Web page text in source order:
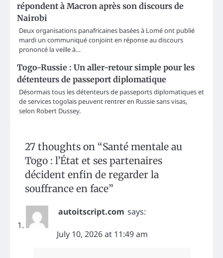
répondent à Macron après son discours de
Nairobi
Deux organisations panafricaines basées à Lomé ont publié
mardi un communiqué conjoint en réponse au discours
prononcé la veille à…
Togo-Russie : Un aller-retour simple pour les
détenteurs de passeport diplomatique
Désormais tous les détenteurs de passeports diplomatiques et
de services togolais peuvent rentrer en Russie sans visas,
selon Robert Dussey.
27 thoughts on “Santé mentale au
Togo : l’État et ses partenaires
décident enfin de regarder la
souffrance en face”
autoitscript.com says:
July 10, 2026 at 11:49 am